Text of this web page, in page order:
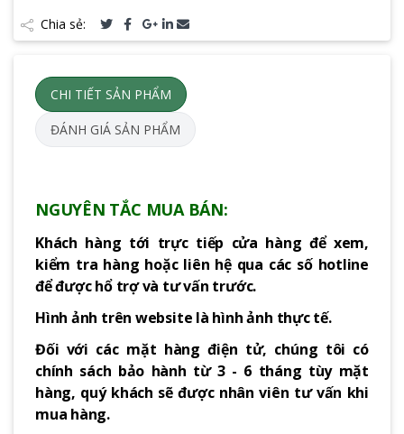
Chia sẻ:
CHI TIẾT SẢN PHẨM
ĐÁNH GIÁ SẢN PHẨM
NGUYÊN TẮC MUA BÁN:
Khách hàng tới trực tiếp cửa hàng để xem,
kiểm tra hàng hoặc liên hệ qua các số hotline
để được hổ trợ và tư vấn trước.
Hình ảnh trên website là hình ảnh thực tế.
Đối với các mặt hàng điện tử, chúng tôi có
chính sách bảo hành từ 3 - 6 tháng tùy mặt
hàng, quý khách sẽ được nhân viên tư vấn khi
mua hàng.